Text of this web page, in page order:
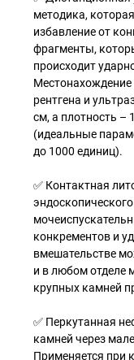
методика,
избавление от
фрагменты,
происходит
рентгена и
см, а плотность –
(идеальные
до 1000 единиц).
✅ Контактная
конкрементов и
вмешательстве
и в любом отделе
крупных камней
✅ Перкутанная
камней через
Применяется при